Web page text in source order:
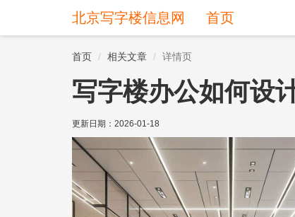
北京写字楼信息网 首页
首页 相关文章 详情页
写字楼办公如何设
更新日期： 2026-01-18